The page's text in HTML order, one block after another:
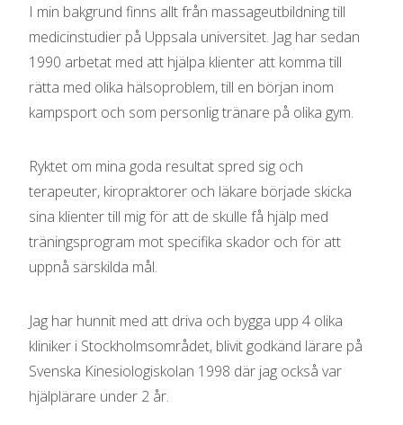
I min bakgrund finns allt från massageutbildning till
medicinstudier på Uppsala universitet. Jag har sedan
1990 arbetat med att hjälpa klienter att komma till
rätta med olika hälsoproblem, till en början inom
kampsport och som personlig tränare på olika gym.
Ryktet om mina goda resultat spred sig och
terapeuter, kiropraktorer och läkare började skicka
sina klienter till mig för att de skulle få hjälp med
träningsprogram mot specifika skador och för att
uppnå särskilda mål.
Jag har hunnit med att driva och bygga upp 4 olika
kliniker i Stockholmsområdet, blivit godkänd lärare på
Svenska Kinesiologiskolan 1998 där jag också var
hjälplärare under 2 år.